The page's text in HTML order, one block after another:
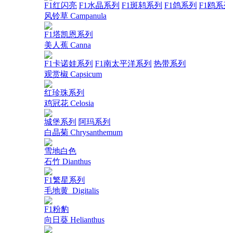
F1红闪亮 F1水晶系列 F1斑鸫系列 F1鸽系列 F1鸥
风铃草 Campanula
F1塔凯恩系列
美人蕉 Canna
F1卡诺娃系列 F1南太平洋系列 热带系列
观赏椒 Capsicum
红珍珠系列
鸡冠花 Celosia
城堡系列 阿玛系列
白晶菊 Chrysanthemum
雪地白色
石竹 Dianthus
F1繁星系列
毛地黄_Digitalis
F1粉豹
向日葵 Helianthus